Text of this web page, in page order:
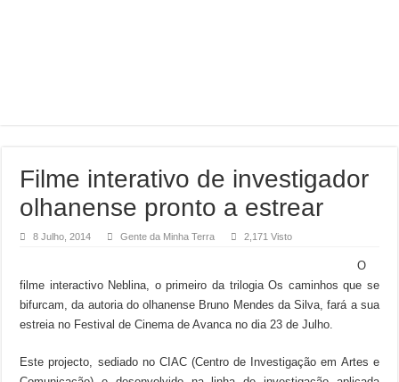
Filme interativo de investigador
olhanense pronto a estrear
8 Julho, 2014 Gente da Minha Terra 2,171 Visto
O
filme interactivo Neblina, o primeiro da trilogia Os caminhos que se
bifurcam, da autoria do olhanense Bruno Mendes da Silva, fará a sua
estreia no Festival de Cinema de Avanca no dia 23 de Julho.
Este projecto, sediado no CIAC (Centro de Investigação em Artes e